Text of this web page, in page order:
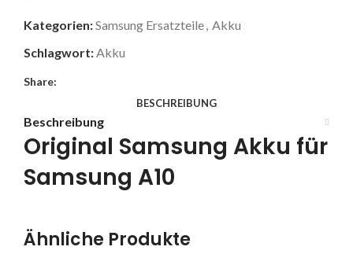
Kategorien:Samsung Ersatzteile, Akku
Schlagwort:Akku
Share:
BESCHREIBUNG
Beschreibung
Original Samsung Akku für
Samsung A10
Ähnliche Produkte